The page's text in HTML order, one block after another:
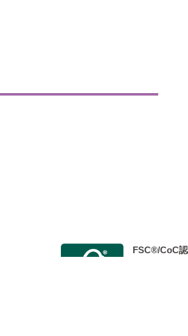
FSC®/CoC認